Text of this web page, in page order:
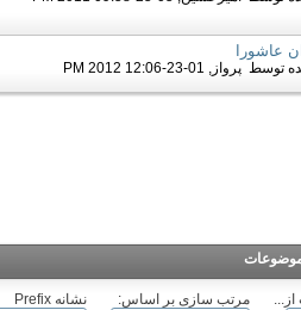
عاشورا
توسط پرواز , 01-23-2012 12:06 PM
مرتب سازی بر اساس: نشانه Prefix